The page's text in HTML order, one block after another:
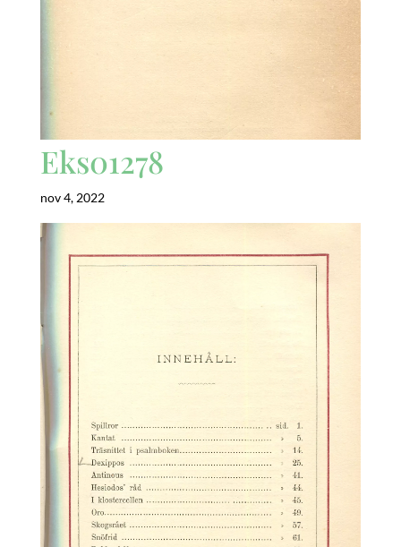
Eks01278
nov 4, 2022